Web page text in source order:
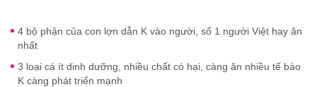
4 bộ phận của con lợn dẫn K vào người, số 1 người Việt hay ăn
nhất
3 loại cá ít dinh dưỡng, nhiều chất có hại, càng ăn nhiều tế bào
K càng phát triển mạnh